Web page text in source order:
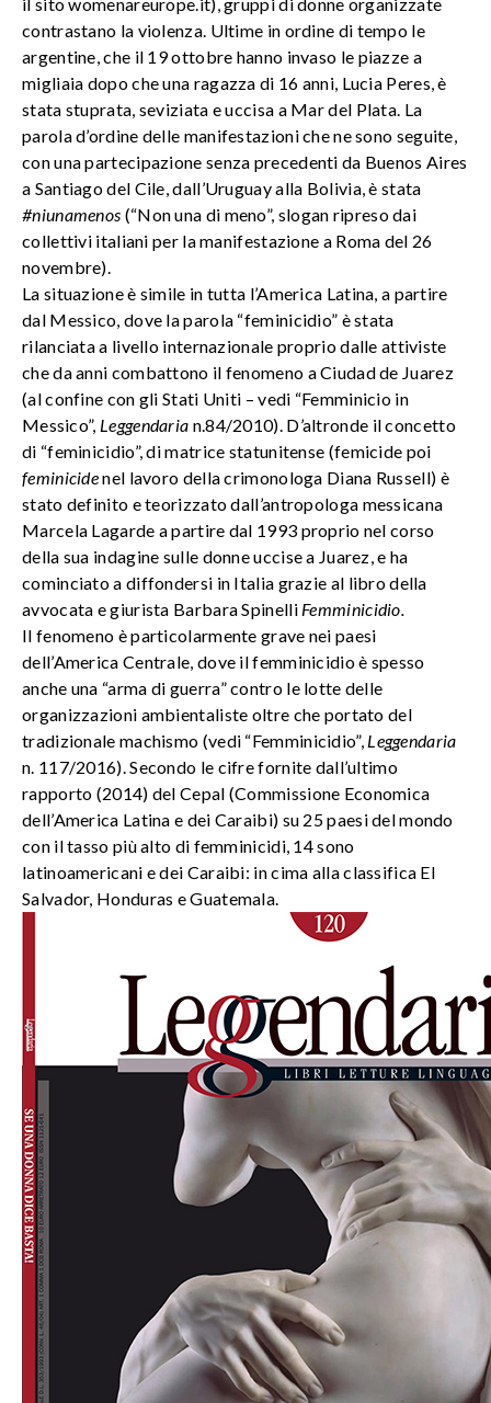
contrastano la violenza. Ultime in ordine di tempo le
argentine, che il 19 ottobre hanno invaso le piazze a
migliaia dopo che una ragazza di 16 anni, Lucia Peres, è
stata stuprata, seviziata e uccisa a Mar del Plata. La
parola d’ordine delle manifestazioni che ne sono seguite,
con una partecipazione senza precedenti da Buenos Aires
a Santiago del Cile, dall’Uruguay alla Bolivia, è stata
#niunamenos (“Non una di meno”, slogan ripreso dai
collettivi italiani per la manifestazione a Roma del 26
novembre).
La situazione è simile in tutta l’America Latina, a partire
dal Messico, dove la parola “feminicidio” è stata
rilanciata a livello internazionale proprio dalle attiviste
che da anni combattono il fenomeno a Ciudad de Juarez
(al confine con gli Stati Uniti – vedi “Femminicio in
Messico”, Leggendaria n.84/2010). D’altronde il concetto
di “feminicidio”, di matrice statunitense (femicide poi
feminicidenel lavoro della crimonologa Diana Russell) è
stato definito e teorizzato dall’antropologa messicana
Marcela Lagarde a partire dal 1993 proprio nel corso
della sua indagine sulle donne uccise a Juarez, e ha
cominciato a diffondersi in Italia grazie al libro della
avvocata e giurista Barbara Spinelli Femminicidio.
Il fenomeno è particolarmente grave nei paesi
dell’America Centrale, dove il femminicidio è spesso
anche una “arma di guerra” contro le lotte delle
organizzazioni ambientaliste oltre che portato del
tradizionale machismo (vedi “Femminicidio”, Leggendaria
n. 117/2016). Secondo le cifre fornite dall’ultimo
rapporto (2014) del Cepal (Commissione Economica
dell’America Latina e dei Caraibi) su 25 paesi del mondo
con il tasso più alto di femminicidi, 14 sono
latinoamericani e dei Caraibi: in cima alla classifica El
Salvador, Honduras e Guatemala.